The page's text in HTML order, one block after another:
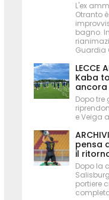
L'ex
Otranto
bagno.
Guardia
LECCE
Kaba
ancora
Dopo tre
e Veiga
pensa
il
Dopo la
portiere